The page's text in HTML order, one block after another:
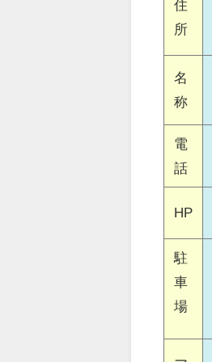
住
所
名
称
電
話
HP
駐
車
場